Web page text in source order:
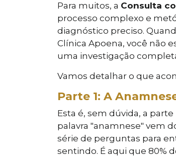
Para muitos, a Consulta
processo complexo e
diagnóstico preciso.
Clínica Apoena, você não
uma investigação
Vamos detalhar o que
Parte 1: A
Esta é, sem dúvida, a
palavra "anamnese" vem
série de perguntas para
sentindo. É aqui que 80%